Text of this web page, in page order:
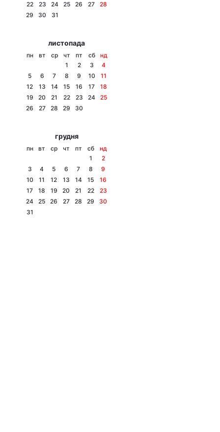
22
23 24 25 26 27
28
29
30 31
листопада
пн вт ср чт пт сб
нд
1
2 3
4
5
6 7 8 9 10
11
12
13 14 15 16 17
18
19
20 21 22 23 24
25
26
27 28 29 30
грудня
пн вт ср чт пт сб
нд
1
2
3
4 5 6 7 8
9
10
11 12 13 14 15
16
17
18 19 20 21 22
23
24
25 26 27 28 29
30
31